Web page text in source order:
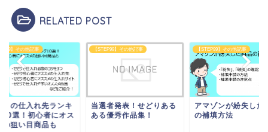
RELATED POST
】その他記事
者発表！せどりある
優秀作品集！
【STEP99】その他記事
アマゾンが紛失した商品
の補填方法
【STEP99】その他記事
せどりの仕入れ先ラ
ング10選！初心者に